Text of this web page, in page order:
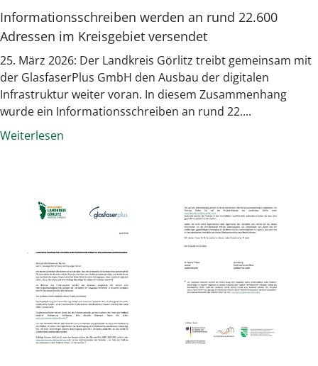
Informationsschreiben werden an rund 22.600
Adressen im Kreisgebiet versendet
25. März 2026: Der Landkreis Görlitz treibt gemeinsam mit
der GlasfaserPlus GmbH den Ausbau der digitalen
Infrastruktur weiter voran. In diesem Zusammenhang
wurde ein Informationsschreiben an rund 22....
Weiterlesen